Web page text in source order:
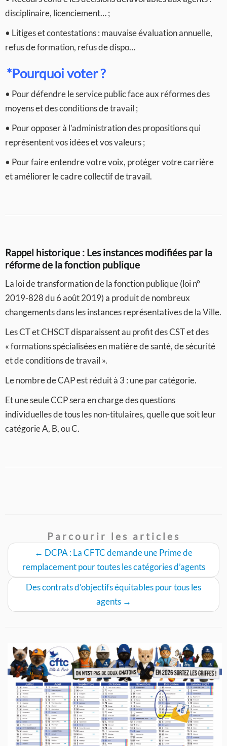
disciplinaire, licenciement… ;
• Litiges et contestations : mauvaise évaluation annuelle,
refus de formation, refus de dispo…
*Pourquoi voter ?
• Pour défendre le service public face aux réformes des
moyens et des conditions de travail ;
• Pour opposer à l’administration des propositions qui
représentent vos idées et vos valeurs ;
• Pour faire entendre votre voix, protéger votre carrière
et améliorer le cadre collectif de travail.
Rappel historique : Les instances modifiées par la
réforme de la fonction publique
La loi de transformation de la fonction publique (loi n°
2019-828 du 6 août 2019) a produit de nombreux
changements dans les instances représentatives de la Ville.
Les CT et CHSCT disparaissent au profit des CST et des
« formations spécialisées en matière de santé, de sécurité
et de conditions de travail ».
Le nombre de CAP est réduit à 3 : une par catégorie.
Et une seule CCP sera en charge des questions
individuelles de tous les non-titulaires, quelle que soit leur
catégorie A, B, ou C.
Parcourir les articles
← DCPA : La CFTC demande une Prime de
remplacement pour toutes les catégories d’agents
Des contrats d’objectifs équitables pour tous les
agents →